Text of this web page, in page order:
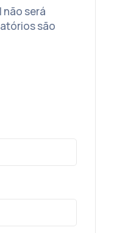
não será
são